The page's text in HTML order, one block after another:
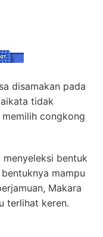
disamakan pada
tidak
congkong
menyeleksi bentuk
mampu
Makara
terlihat keren.